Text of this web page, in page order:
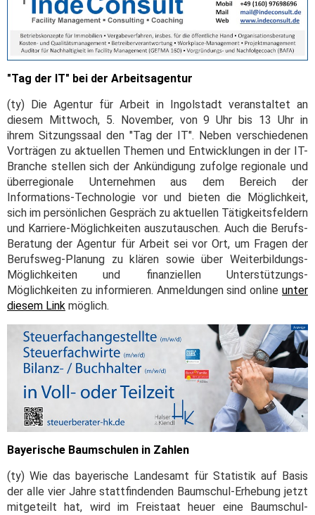
"Tag der IT" bei der Arbeitsagentur
(ty) Die Agentur für Arbeit in Ingolstadt veranstaltet an
diesem Mittwoch, 5. November, von 9 Uhr bis 13 Uhr in
ihrem Sitzungssaal den "Tag der IT". Neben verschiedenen
Vorträgen zu aktuellen Themen und Entwicklungen in der IT-
Branche stellen sich der Ankündigung zufolge regionale und
überregionale Unternehmen aus dem Bereich der
Informations-Technologie vor und bieten die Möglichkeit,
sich im persönlichen Gespräch zu aktuellen Tätigkeitsfeldern
und Karriere-Möglichkeiten auszutauschen. Auch die Berufs-
Beratung der Agentur für Arbeit sei vor Ort, um Fragen der
Berufsweg-Planung zu klären sowie über Weiterbildungs-
Möglichkeiten und finanziellen Unterstützungs-
Möglichkeiten zu informieren. Anmeldungen sind online unter
diesem Link möglich.
Bayerische Baumschulen in Zahlen
(ty) Wie das bayerische Landesamt für Statistik auf Basis
der alle vier Jahre stattfindenden Baumschul-Erhebung jetzt
mitgeteilt hat, wird im Freistaat heuer eine Baumschul-